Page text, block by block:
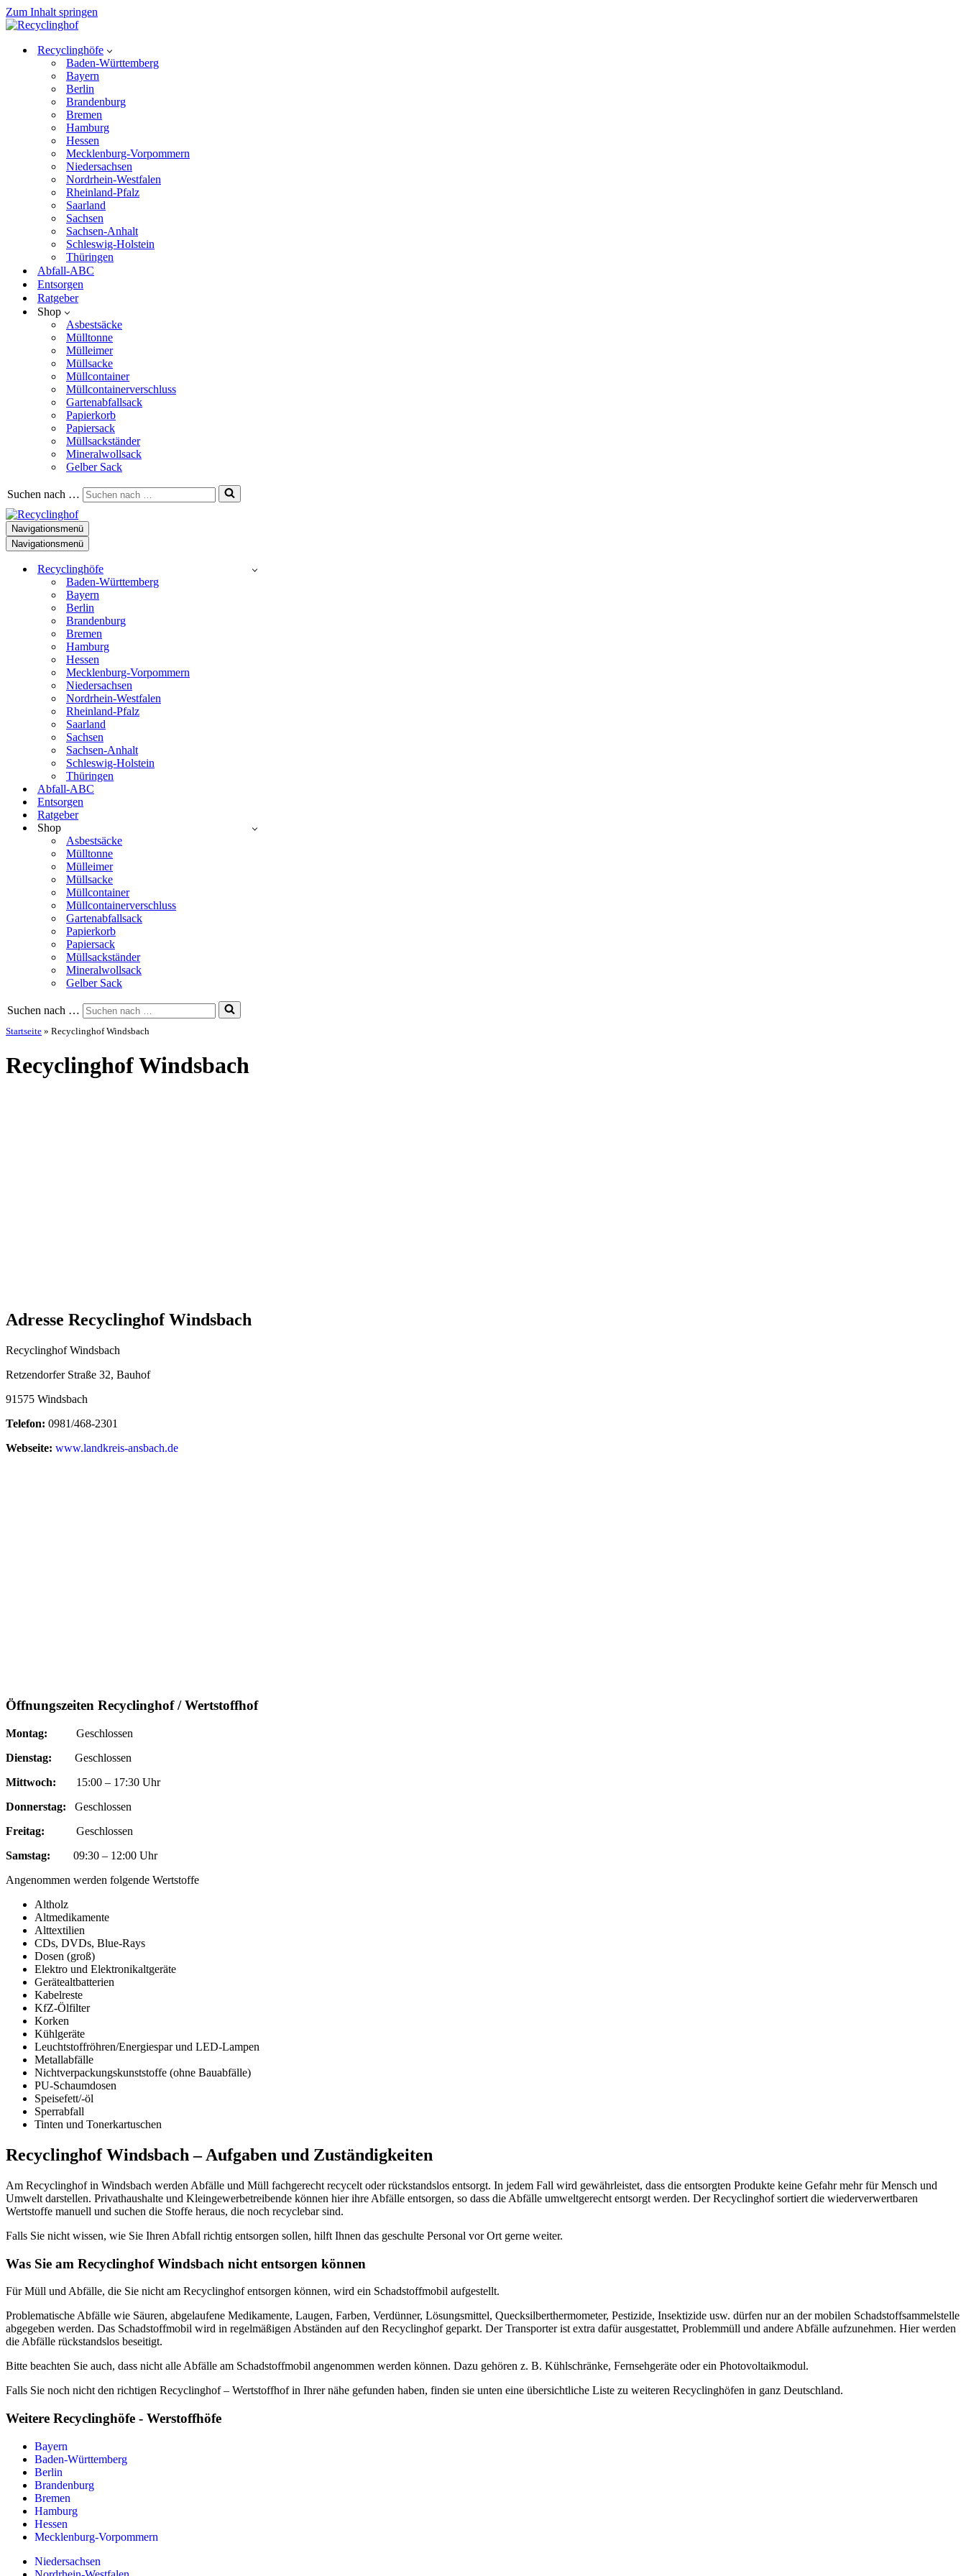
Zum Inhalt springen
Recyclinghöfe
Baden-Württemberg
Bayern
Berlin
Brandenburg
Bremen
Hamburg
Hessen
Mecklenburg-Vorpommern
Niedersachsen
Nordrhein-Westfalen
Rheinland-Pfalz
Saarland
Sachsen
Sachsen-Anhalt
Schleswig-Holstein
Thüringen
Abfall-ABC
Entsorgen
Ratgeber
Shop
Asbestsäcke
Mülltonne
Mülleimer
Müllsacke
Müllcontainer
Müllcontainerverschluss
Gartenabfallsack
Papierkorb
Papiersack
Müllsackständer
Mineralwollsack
Gelber Sack
Suchen nach …
Navigationsmenü
Navigationsmenü
Recyclinghöfe
Baden-Württemberg
Bayern
Berlin
Brandenburg
Bremen
Hamburg
Hessen
Mecklenburg-Vorpommern
Niedersachsen
Nordrhein-Westfalen
Rheinland-Pfalz
Saarland
Sachsen
Sachsen-Anhalt
Schleswig-Holstein
Thüringen
Abfall-ABC
Entsorgen
Ratgeber
Shop
Asbestsäcke
Mülltonne
Mülleimer
Müllsacke
Müllcontainer
Müllcontainerverschluss
Gartenabfallsack
Papierkorb
Papiersack
Müllsackständer
Mineralwollsack
Gelber Sack
Suchen nach …
Startseite » Recyclinghof Windsbach
Recyclinghof Windsbach
Adresse Recyclinghof Windsbach
Recyclinghof Windsbach
Retzendorfer Straße 32, Bauhof
91575 Windsbach
Telefon: 0981/468-2301
Webseite: www.landkreis-ansbach.de
Öffnungszeiten Recyclinghof / Wertstoffhof
Montag: Geschlossen
Dienstag: Geschlossen
Mittwoch: 15:00 – 17:30 Uhr
Donnerstag: Geschlossen
Freitag: Geschlossen
Samstag:
09:30 – 12:00 Uhr
Angenommen werden folgende Wertstoffe
Altholz
Altmedikamente
Alttextilien
CDs, DVDs, Blue-Rays
Dosen (groß)
Elektro und Elektronikaltgeräte
Gerätealtbatterien
Kabelreste
KfZ-Ölfilter
Korken
Kühlgeräte
Leuchtstoffröhren/Energiespar und LED-Lampen
Metallabfälle
Nichtverpackungskunststoffe (ohne Bauabfälle)
PU-Schaumdosen
Speisefett/-öl
Sperrabfall
Tinten und Tonerkartuschen
Recyclinghof Windsbach – Aufgaben und Zuständigkeiten
Am Recyclinghof in Windsbach werden Abfälle und Müll fachgerecht recycelt oder rückstandslos entsorgt. In jedem Fall wird gewährleistet, dass die entsorgten Produkte keine Gefahr mehr für Mensch und
Umwelt darstellen. Privathaushalte und Kleingewerbetreibende können hier ihre Abfälle entsorgen, so dass die Abfälle umweltgerecht entsorgt werden. Der Recyclinghof sortiert die wiederverwertbaren
Wertstoffe manuell und suchen die Stoffe heraus, die noch recyclebar sind.
Falls Sie nicht wissen, wie Sie Ihren Abfall richtig entsorgen sollen, hilft Ihnen das geschulte Personal vor Ort gerne weiter.
Was Sie am Recyclinghof Windsbach nicht entsorgen können
Für Müll und Abfälle, die Sie nicht am Recyclinghof entsorgen können, wird ein Schadstoffmobil aufgestellt.
Problematische Abfälle wie Säuren, abgelaufene Medikamente, Laugen, Farben, Verdünner, Lösungsmittel, Quecksilberthermometer, Pestizide, Insektizide usw. dürfen nur an der mobilen Schadstoffsammelstelle
abgegeben werden. Das Schadstoffmobil wird in regelmäßigen Abständen auf den Recyclinghof geparkt. Der Transporter ist extra dafür ausgestattet, Problemmüll und andere Abfälle aufzunehmen. Hier werden
die Abfälle rückstandslos beseitigt.
Bitte beachten Sie auch, dass nicht alle Abfälle am Schadstoffmobil angenommen werden können. Dazu gehören z. B. Kühlschränke, Fernsehgeräte oder ein Photovoltaikmodul.
Falls Sie noch nicht den richtigen Recyclinghof – Wertstoffhof in Ihrer nähe gefunden haben, finden sie unten eine übersichtliche Liste zu weiteren Recyclinghöfen in ganz Deutschland.
Weitere Recyclinghöfe - Werstoffhöfe
Bayern
Baden-Württemberg
Berlin
Brandenburg
Bremen
Hamburg
Hessen
Mecklenburg-Vorpommern
Niedersachsen